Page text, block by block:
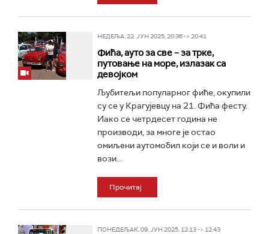
НЕДЕЉА, 22. ЈУН 2025, 20:36 -> 20:41
Фића, ауто за све – за трке,
путовање на море, излазак са
девојком
Љубитељи популарног фиће, окупили
су се у Крагујевцу на 21. Фића фесту.
Иако се четрдесет година не
производи, за многе је остао
омиљени аутомобил који се и воли и
вози...
Прочитај
ПОНЕДЕЉАК, 09. ЈУН 2025, 12:13 -> 12:43